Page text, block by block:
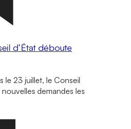
d’État déboute
le 23 juillet, le Conseil
demandes les